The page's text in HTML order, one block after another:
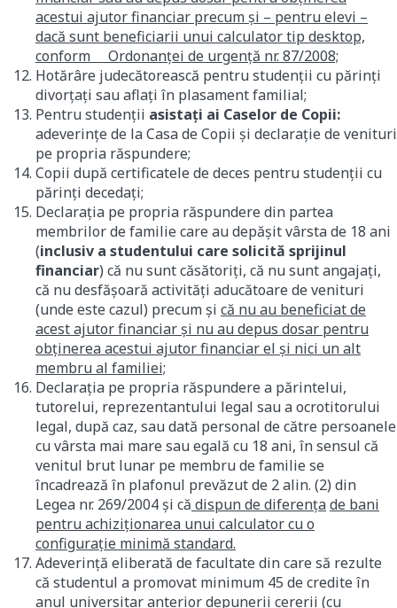
acestui ajutor financiar precum şi – pentru elevi –
dacă sunt beneficiarii unui calculator tip desktop,
conform Ordonanţei de urgenţă nr. 87/2008;
Hotărâre judecătorească pentru studenţii cu părinţi
divorţaţi sau aflaţi în plasament familial;
Pentru studenţii asistaţi ai Caselor de Copii:
adeverinţe de la Casa de Copii şi declaraţie de venituri
pe propria răspundere;
Copii după certificatele de deces pentru studenţii cu
părinţi decedaţi;
Declaraţia pe propria răspundere din partea
membrilor de familie care au depăşit vârsta de 18 ani
(inclusiv a studentului care solicită sprijinul
financiar) că nu sunt căsătoriţi, că nu sunt angajaţi,
că nu desfăşoară activităţi aducătoare de venituri
(unde este cazul) precum şi că nu au beneficiat de
acest ajutor financiar şi nu au depus dosar pentru
obţinerea acestui ajutor financiar el şi nici un alt
membru al familiei;
Declaraţia pe propria răspundere a părintelui,
tutorelui, reprezentantului legal sau a ocrotitorului
legal, după caz, sau dată personal de către persoanele
cu vârsta mai mare sau egală cu 18 ani, în sensul că
venitul brut lunar pe membru de familie se
încadrează în plafonul prevăzut de 2 alin. (2) din
Legea nr. 269/2004 şi că dispun de diferenţade bani
pentru achiziționarea unui calculator cu o
configuraţie minimă standard.
Adeverinţă eliberată de facultate din care să rezulte
că studentul a promovat minimum 45 de credite în
anul universitar anterior depunerii cererii (cu